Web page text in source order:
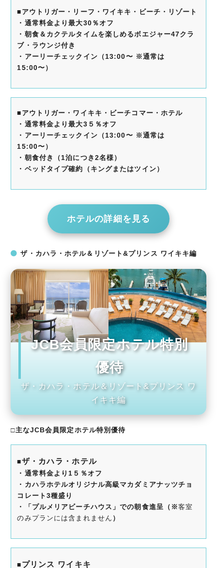
■アウトリガー・リーフ・ワイキキ・ビーチ・リゾート
・通常料金より最大30％オフ
・朝食＆カクテルタイムを楽しめるボエジャー47クラ
ブ・ラウンジ付き
・アーリーチェックイン （13:00〜 ※通常は
15:00〜）
■アウトリガー・ワイキキ・ビーチコマー・ホテル
・通常料金より最大3５％オフ
・アーリーチェックイン （13:00〜 ※通常は
15:00〜）
・朝食付き（1泊につき2名様）
・ ベッドタイプ確約（キングまたはツイン）
ホテルの詳細を見る
ザ・カハラ・ホテル＆リゾート&プリンス ワイキキ編
JCB会員限定ホテル特別
優待
ザ・カハラ・ホテル＆リゾート&プリンス ワ
イキキ編
□主なJCB会員限定ホテル特別優待
■ザ・カハラ・ホテル
・通常料金より1５％オフ
・カハラホテルオリジナル高級マカダミアナッツチョ
コレート3種盛り
・「プルメリアビーチハウス」での朝食進呈（※客室
のみプランには含まれません ）
■プリンス ワイキキ